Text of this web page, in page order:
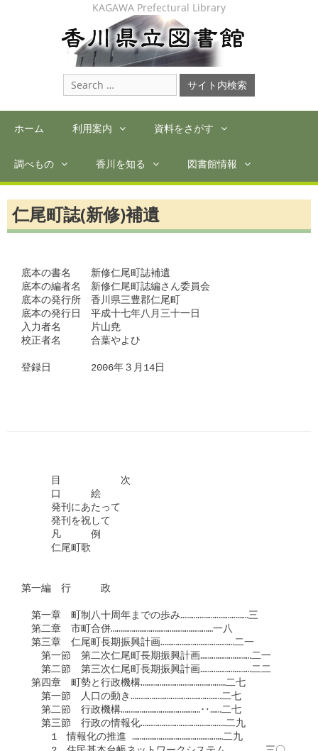
KAGAWA Prefectural Library
Search
for:
ホーム 利用案内 資料をさがす
調べもの 香川を知る 図書館情報
仁尾町誌(新修)補遺
底本の書名　　新修仁尾町誌補遺
底本の編者名　新修仁尾町誌編さん委員会
底本の発行所　香川県三豊郡仁尾町
底本の発行日　平成十七年八月三十一日
入力者名　　　片山尭
校正者名　　　合葉やよひ
登録日　　　　2006年３月14日
目　　　　　　次
口　　　絵
発刊にあたって
発刊を祝して
凡　　　例
仁尾町歌
第一編　行　　　政
第一章　町制八十周年までの歩み………………………………三
第二章　市町合併………………………………………………一八
第三章　仁尾町長期振興計画…………………………………二一
第一節　第二次仁尾町長期振興計画………………………二一
第二節　第三次仁尾町長期振興計画………………………二二
第四章　町勢と行政機構………………………………………二七
第一節　人口の動き…………………………………………二七
第二節　行政機構……………………………………‥……二七
第三節　行政の情報化………………………………………二九
1　情報化の推進 …………………………………………二九